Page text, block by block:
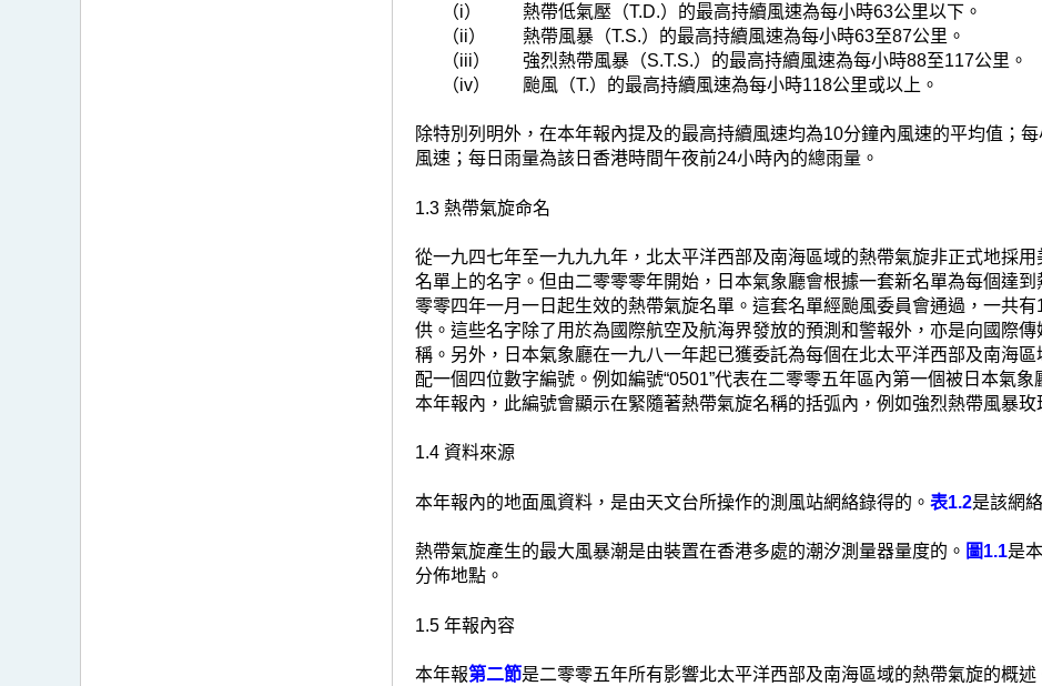
（i）
熱帶低氣壓（T.D.）的最高持續風速為每小時63公里以下。
（ii）
熱帶風暴（T.S.）的最高持續風速為每小時63至87公里。
（iii）
強烈熱帶風暴（S.T.S.）的最高持續風速為每小時88至117公里。
（iv）
颱風（T.）的最高持續風速為每小時118公里或以上。
除特別列明外，在本年報內提及的最高持續風速均為10分鐘內風速的平均值；
風速；每日雨量為該日香港時間午夜前24小時內的總雨量。
1.3 熱帶氣旋命名
從一九四七年至一九九九年，北太平洋西部及南海區域的熱帶氣旋非正式地採
名單上的名字。但由二零零零年開始，日本氣象廳會根據一套新名單為每個達到
零零四年一月一日起生效的熱帶氣旋名單。這套名單經颱風委員會通過，一共
供。這些名字除了用於為國際航空及航海界發放的預測和警報外，亦是向國際
稱。另外，日本氣象廳在一九八一年起已獲委託為每個在北太平洋西部及南海
配一個四位數字編號。例如編號“0501”代表在二零零五年區內第一個被日本氣
本年報內，此編號會顯示在緊隨著熱帶氣旋名稱的括弧內，例如強烈熱帶風暴玫
1.4 資料來源
本年報內的地面風資料，是由天文台所操作的測風站網絡錄得的。 表1.2是該網
熱帶氣旋產生的最大風暴潮是由裝置在香港多處的潮汐測量器量度的。 圖1.1是
分佈地點。
1.5 年報內容
本年報第二節是二零零五年所有影響北太平洋西部及南海區域的熱帶氣旋的概述